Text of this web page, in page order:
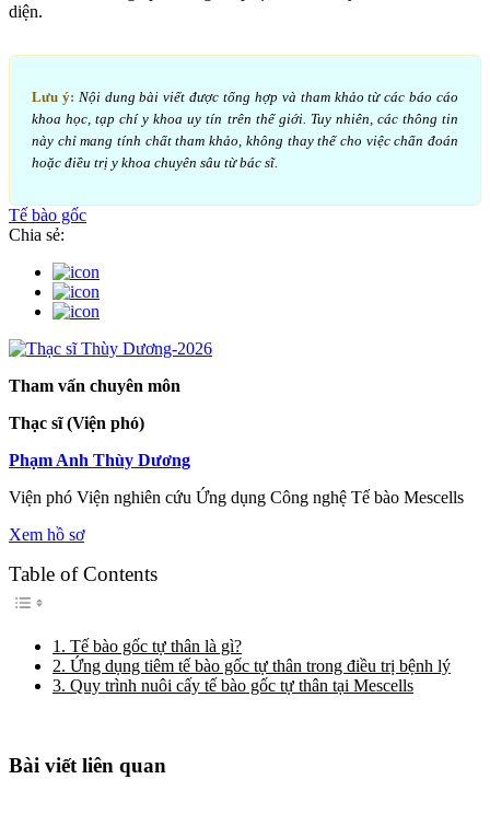
diện.
Lưu ý: Nội dung bài viết được tổng hợp và tham khảo từ các báo cáo
khoa học, tạp chí y khoa uy tín trên thế giới. Tuy nhiên, các thông tin
này chỉ mang tính chất tham khảo, không thay thế cho việc chẩn đoán
hoặc điều trị y khoa chuyên sâu từ bác sĩ.
Tế bào gốc
Chia sẻ:
Tham vấn chuyên môn
Thạc sĩ (Viện phó)
Phạm Anh Thùy Dương
Viện phó Viện nghiên cứu Ứng dụng Công nghệ Tế bào Mescells
Xem hồ sơ
Table of Contents
1. Tế bào gốc tự thân là gì?
2. Ứng dụng tiêm tế bào gốc tự thân trong điều trị bệnh lý
3. Quy trình nuôi cấy tế bào gốc tự thân tại Mescells
Bài viết liên quan